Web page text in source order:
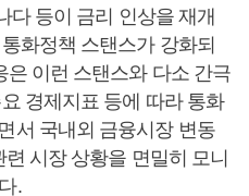
다 등이 금리 인상을 재개
화정책 스탠스가 강화되
은 이런 스탠스와 다소 간극
경제지표 등에 따라 통화
서 국내외 금융시장 변동
시장 상황을 면밀히 모니
.